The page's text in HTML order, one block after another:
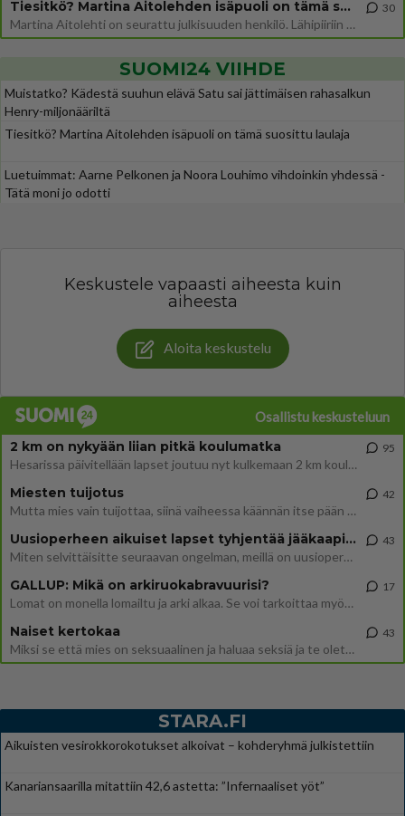
Tiesitkö? Martina Aitolehden isäpuoli on tämä suosittu laulaja
Martina Aitolehti on seurattu julkisuuden henkilö. Lähipiiriin mahtuu muitakin tunnettuja henkilöitä. Tiesitkö, että Ma
30
SUOMI24 VIIHDE
Muistatko? Kädestä suuhun elävä Satu sai jättimäisen rahasalkun
Henry-miljonääriltä
Tiesitkö? Martina Aitolehden isäpuoli on tämä suosittu laulaja
Luetuimmat: Aarne Pelkonen ja Noora Louhimo vihdoinkin yhdessä -
Tätä moni jo odotti
Keskustele vapaasti aiheesta kuin
aiheesta
Aloita keskustelu
Osallistu keskusteluun
2 km on nykyään liian pitkä koulumatka
Hesarissa päivitellään lapset joutuu nyt kulkemaan 2 km kouluun jösses. Ruostefillarilla tuo matka menee vaikka miten äk
95
Miesten tuijotus
Mutta mies vain tuijottaa, siinä vaiheessa käännän itse pään pois. Mikä juttu? Yleensä jos joku tuijottaa tai katsoo, hä
42
Uusioperheen aikuiset lapset tyhjentää jääkaapin käydessään
Miten selvittäisitte seuraavan ongelman, meillä on uusioperhe, minulla teini-ikäiset lapset ja puolisolla aikuiset, jotk
43
GALLUP: Mikä on arkiruokabravuurisi?
Lomat on monella lomailtu ja arki alkaa. Se voi tarkoittaa myös sitä, että grillailut on grillattu ja palataan arjen ruo
17
Naiset kertokaa
Miksi se että mies on seksuaalinen ja haluaa seksiä ja te olette hänen mielestänne haluttava on vastenmielistä? Mikä sii
43
STARA.FI
Aikuisten vesirokkorokotukset alkoivat – kohderyhmä julkistettiin
Kanariansaarilla mitattiin 42,6 astetta: ”Infernaaliset yöt”